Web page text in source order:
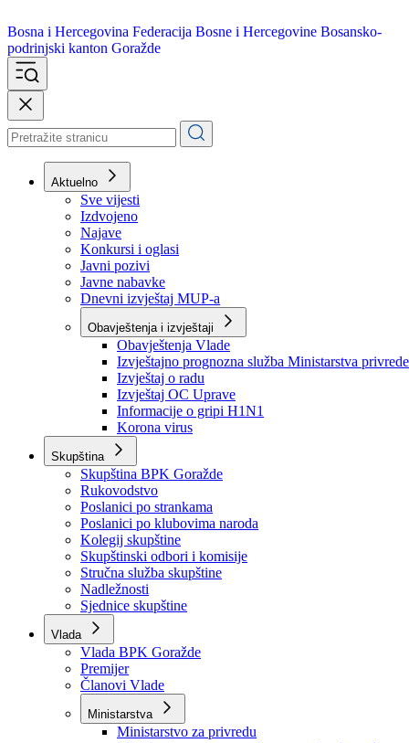
Bosna i Hercegovina
podrinjski kanton Goražde
Aktuelno
Sve vijesti
Izdvojeno
Najave
Konkursi i oglasi
Javni pozivi
Javne nabavke
Dnevni izvještaj MUP-a
Obavještenja i izvještaji
Obavještenja Vlade
Izvještajno prognozna služba Ministarstva privrede
Izvještaj o radu
Izvještaj OC Uprave
Informacije o gripi H1N1
Korona virus
Skupština
Skupština BPK Goražde
Rukovodstvo
Poslanici po strankama
Poslanici po klubovima naroda
Kolegij skupštine
Skupštinski odbori i komisije
Stručna služba skupštine
Nadležnosti
Sjednice skupštine
Vlada
Vlada BPK Goražde
Premijer
Članovi Vlade